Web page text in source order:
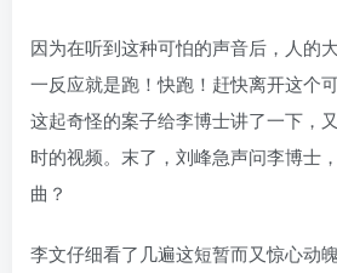
因为在听到这种可怕的声音后，人的
一反应就是跑！快跑！赶快离开这个
这起奇怪的案子给李博士讲了一下，
时的视频。末了，刘峰急声问李博士
曲？
李文仔细看了几遍这短暂而又惊心动